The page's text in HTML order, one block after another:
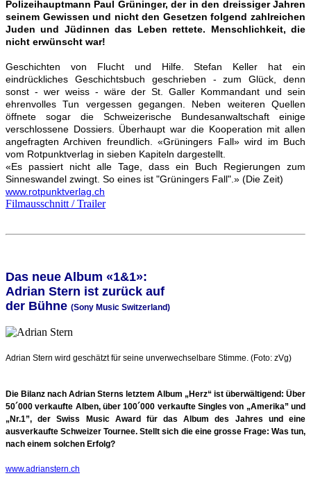
Polizeihauptmann Paul Grüninger, der in den dreissiger Jahren
seinem Gewissen und nicht den Gesetzen folgend zahlreichen
Juden und Jüdinnen das Leben rettete. Menschlichkeit, die
nicht erwünscht war!
Geschichten von Flucht und Hilfe. Stefan Keller hat ein
eindrückliches Geschichtsbuch geschrieben - zum Glück, denn
sonst - wer weiss - wäre der St. Galler Kommandant und sein
ehrenvolles Tun vergessen gegangen. Neben weiteren Quellen
öffnete sogar die Schweizerische Bundesanwaltschaft einige
verschlossene Dossiers. Überhaupt war die Kooperation mit allen
angefragten Archiven freundlich. «Grüningers Fall» wird im Buch
vom Rotpunktverlag in sieben Kapiteln dargestellt.
«Es passiert nicht alle Tage, dass ein Buch Regierungen zum
Sinneswandel zwingt. So eines ist "Grüningers Fall".» (Die Zeit)
www.rotpunktverlag.ch
Filmausschnitt / Trailer
Das neue Album «1&1»:
Adrian Stern ist zurück auf
der Bühne (Sony Music Switzerland)
Adrian Stern wird geschätzt für seine unverwechselbare Stimme. (Foto: zVg)
Die Bilanz nach Adrian Sterns letztem Album „Herz“ ist überwältigend: Über
50´000 verkaufte Alben, über 100´000 verkaufte Singles von „Amerika” und
„Nr.1”, der Swiss Music
Award für das Album des Jahres und eine
ausverkaufte Schweizer Tournee. Stellt sich die eine grosse Frage: Was tun,
nach einem solchen Erfolg?
www.adrianstern.ch